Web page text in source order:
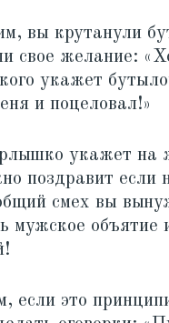
вы крутанули
свое желание:
укажет
и поцеловал!»
укажет на
поздравит если
смех вы
мужское объятие
если это